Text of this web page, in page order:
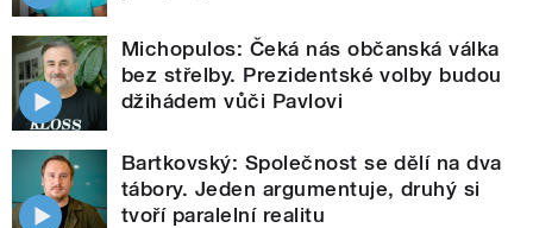
Michopulos: Čeká nás občanská válka
bez střelby. Prezidentské volby budou
džihádem vůči Pavlovi
Bartkovský: Společnost se dělí na dva
tábory. Jeden argumentuje, druhý si
tvoří paralelní realitu